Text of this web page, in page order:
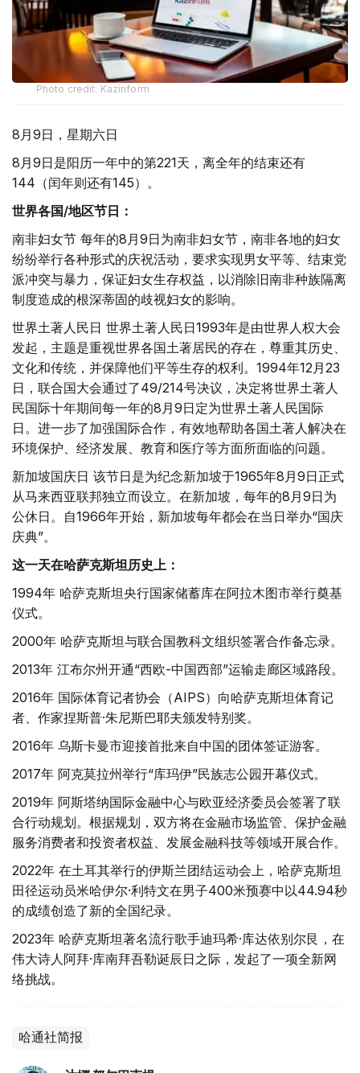
Photo credit: Kazinform
8月9日，星期六日
8月9日是阳历一年中的第221天，离全年的结束还有
144（闰年则还有145）。
世界各国/地区节日：
南非妇女节 每年的8月9日为南非妇女节，南非各地的妇女
纷纷举行各种形式的庆祝活动，要求实现男女平等、结束党
派冲突与暴力，保证妇女生存权益，以消除旧南非种族隔离
制度造成的根深蒂固的歧视妇女的影响。
世界土著人民日 世界土著人民日1993年是由世界人权大会
发起，主题是重视世界各国土著居民的存在，尊重其历史、
文化和传统，并保障他们平等生存的权利。1994年12月23
日，联合国大会通过了49/214号决议，决定将世界土著人
民国际十年期间每一年的8月9日定为世界土著人民国际
日。进一步了加强国际合作，有效地帮助各国土著人解决在
环境保护、经济发展、教育和医疗等方面所面临的问题。
新加坡国庆日 该节日是为纪念新加坡于1965年8月9日正式
从马来西亚联邦独立而设立。在新加坡，每年的8月9日为
公休日。自1966年开始，新加坡每年都会在当日举办“国庆
庆典”。
这一天在哈萨克斯坦历史上：
1994年 哈萨克斯坦央行国家储蓄库在阿拉木图市举行奠基
仪式。
2000年 哈萨克斯坦与联合国教科文组织签署合作备忘录。
2013年 江布尔州开通“西欧-中国西部”运输走廊区域路段。
2016年 国际体育记者协会（AIPS）向哈萨克斯坦体育记
者、作家捏斯普·朱尼斯巴耶夫颁发特别奖。
2016年 乌斯卡曼市迎接首批来自中国的团体签证游客。
2017年 阿克莫拉州举行“库玛伊”民族志公园开幕仪式。
2019年 阿斯塔纳国际金融中心与欧亚经济委员会签署了联
合行动规划。根据规划，双方将在金融市场监管、保护金融
服务消费者和投资者权益、发展金融科技等领域开展合作。
2022年 在土耳其举行的伊斯兰团结运动会上，哈萨克斯坦
田径运动员米哈伊尔·利特文在男子400米预赛中以44.94秒
的成绩创造了新的全国纪录。
2023年 哈萨克斯坦著名流行歌手迪玛希·库达依别尔艮，在
伟大诗人阿拜·库南拜吾勒诞辰日之际，发起了一项全新网
络挑战。
哈通社简报